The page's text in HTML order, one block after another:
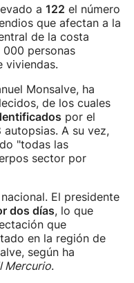
a 122 el número
que afectan a la
de la costa
personas
viviendas.
Monsalve, ha
de los cuales
por el
A su vez,
"todas las
sector por
El presidente
dos días, lo que
que
en la región de
según ha
Mercurio.